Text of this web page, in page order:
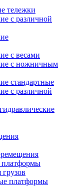
тележки
с различной
с весами
с ножничным
стандартные
с различной
платформы
платформы